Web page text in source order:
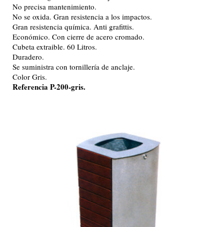
No precisa mantenimiento.
No se oxida. Gran resistencia a los impactos.
Gran resistencia química. Anti grafittis.
Económico. Con cierre de acero cromado.
Cubeta extraible. 60 Litros.
Duradero.
Se suministra con tornillería de anclaje.
Color Gris.
Referencia P-200-gris.